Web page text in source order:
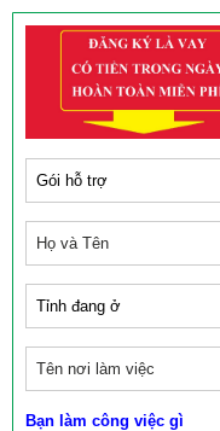
Bạn làm công việc gì